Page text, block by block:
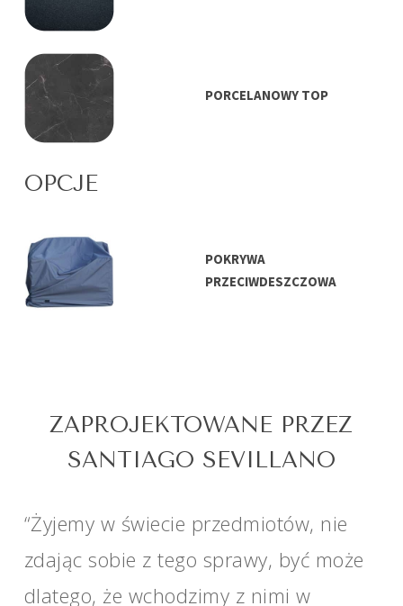
PORCELANOWY TOP
OPCJE
POKRYWA
PRZECIWDESZCZOWA
ZAPROJEKTOWANE PRZEZ
SANTIAGO SEVILLANO
“Żyjemy w świecie przedmiotów, nie
zdając sobie z tego sprawy, być może
dlatego, że wchodzimy z nimi w